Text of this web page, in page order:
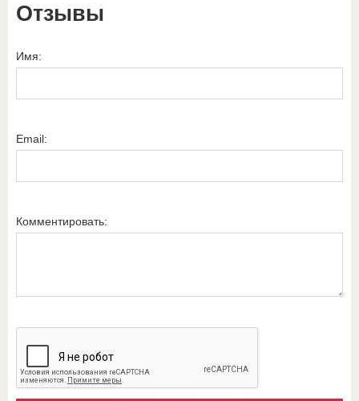
Отзывы
Имя:
Email:
Комментировать: